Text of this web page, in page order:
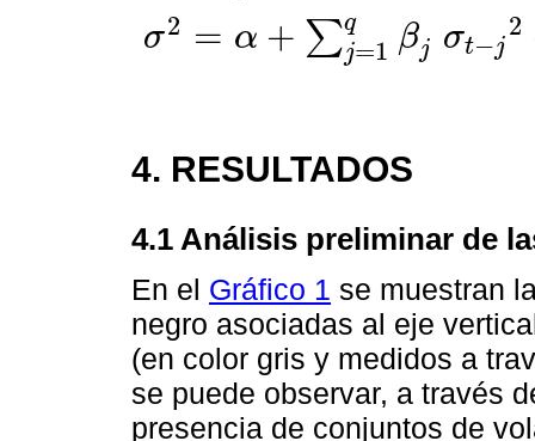
σ2 = α + ∑q
j=1 βj σt−j
2
σ2 ∑j=1 qβj σ t-j2+ i= p αi -i2 +∑h= rγh εt-h2
4. RESULTADOS
4.1 Análisis preliminar de
En el Gráfico 1 se muestran
negro asociadas al eje
(en color gris y medidos a
se puede observar, a través
presencia de conjuntos de